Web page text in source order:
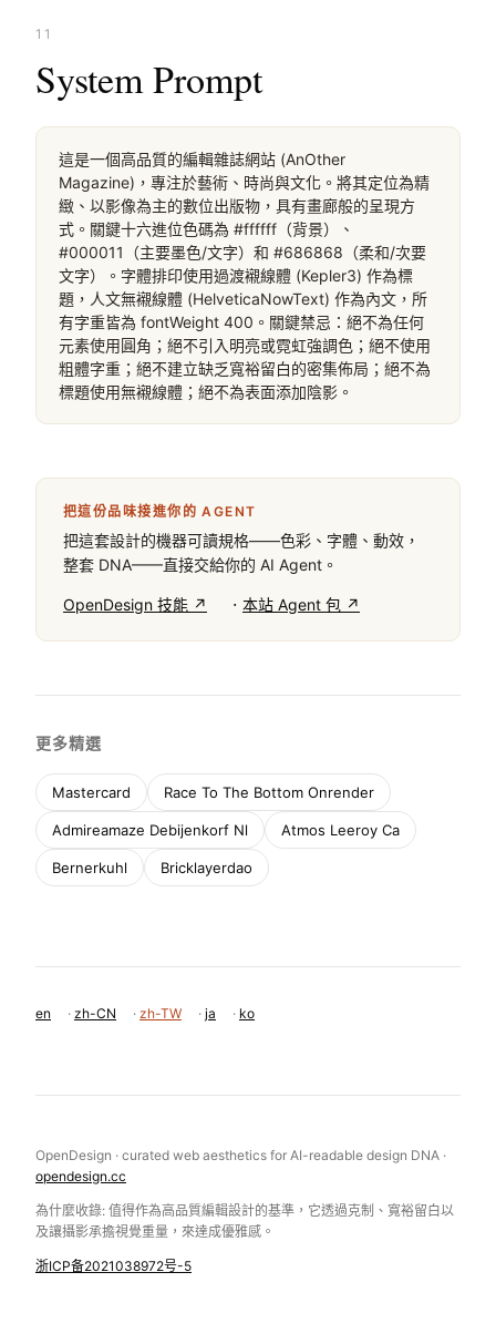
11
System Prompt
這是一個高品質的編輯雜誌網站 (AnOther
Magazine)，專注於藝術、時尚與文化。將其定位為精
緻、以影像為主的數位出版物，具有畫廊般的呈現方
式。關鍵十六進位色碼為 #ffffff（背景）、
#000011（主要墨色/文字）和 #686868（柔和/次要
文字）。字體排印使用過渡襯線體 (Kepler3) 作為標
題，人文無襯線體 (HelveticaNowText) 作為內文，所
有字重皆為 fontWeight 400。關鍵禁忌：絕不為任何
元素使用圓角；絕不引入明亮或霓虹強調色；絕不使用
粗體字重；絕不建立缺乏寬裕留白的密集佈局；絕不為
標題使用無襯線體；絕不為表面添加陰影。
把這份品味接進你的 AGENT
把這套設計的機器可讀規格——色彩、字體、動效，
整套 DNA——直接交給你的 AI Agent。
OpenDesign 技能 ↗ · 本站 Agent 包 ↗
更多精選
Mastercard Race To The Bottom Onrender
Admireamaze Debijenkorf Nl Atmos Leeroy Ca
Bernerkuhl Bricklayerdao
en · zh-CN · zh-TW · ja · ko
OpenDesign · curated web aesthetics for AI-readable design DNA ·
opendesign.cc
為什麼收錄: 值得作為高品質編輯設計的基準，它透過克制、寬裕留白以
及讓攝影承擔視覺重量，來達成優雅感。
浙ICP备2021038972号-5